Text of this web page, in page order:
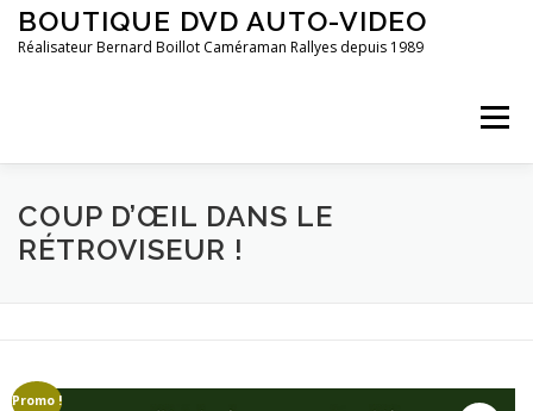
BOUTIQUE DVD AUTO-VIDEO
Réalisateur Bernard Boillot Caméraman Rallyes depuis 1989
Menu
QUI SOMMES-NOUS? CHAMPIONNAT DE FRANCE
GROUPE B GROUPE A GROUPE F
COUP D’ŒIL DANS LE
RÉTROVISEUR !
Promo !